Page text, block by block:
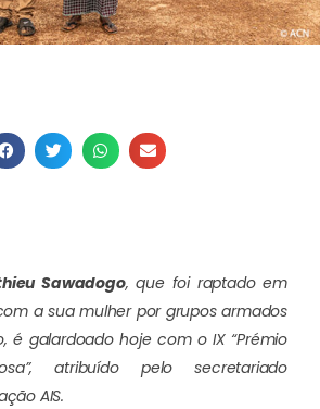
Sawadogo, que foi raptado em
a sua mulher por grupos armados
é galardoado hoje com o IX “Prémio
atribuído pelo secretariado
AIS.